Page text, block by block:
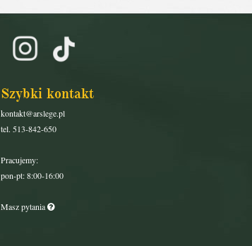
Szybki kontakt
kontakt@arslege.pl
tel. 513-842-650
Pracujemy:
pon-pt: 8:00-16:00
Masz pytania